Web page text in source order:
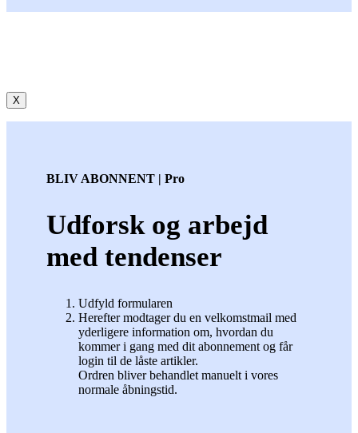
X
BLIV ABONNENT | Pro
Udforsk og arbejd
med tendenser
Udfyld formularen
Herefter modtager du en velkomstmail med
yderligere information om, hvordan du
kommer i gang med dit abonnement og får
login til de låste artikler.
Ordren bliver behandlet manuelt i vores
normale åbningstid.